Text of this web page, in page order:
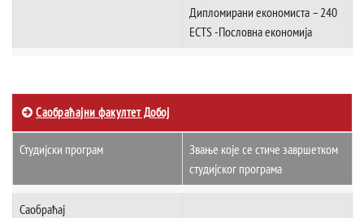
Дипломирани економиста – 240
ECTS -Пословна економија
Саобраћајни факултет Добој
Студијски програм
Звање које се стиче завршетком
студијског програма
Саобраћај